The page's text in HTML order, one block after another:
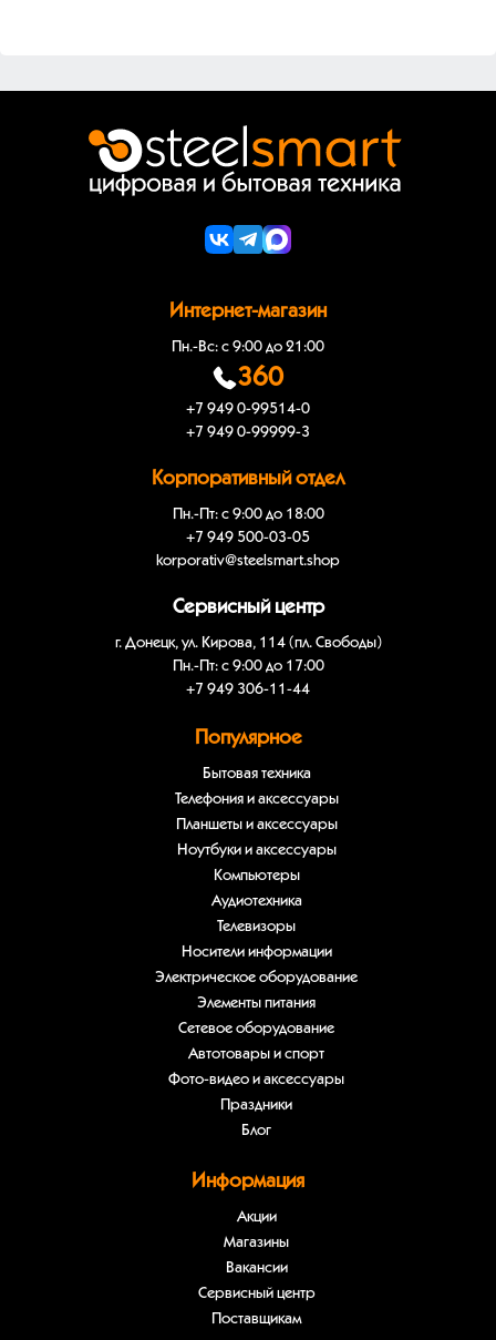
Интернет-магазин
Пн.-Вс: с 9:00 до 21:00
360
+7 949 0-99514-0
+7 949 0-99999-3
Корпоративный отдел
Пн.-Пт: с 9:00 до 18:00
+7 949 500-03-05
korporativ@steelsmart.shop
Сервисный центр
г. Донецк, ул. Кирова, 114 (пл. Свободы)
Пн.-Пт: с 9:00 до 17:00
+7 949 306-11-44
Популярное
Бытовая техника
Телефония и аксессуары
Планшеты и аксессуары
Ноутбуки и аксессуары
Компьютеры
Аудиотехника
Телевизоры
Носители информации
Электрическое оборудование
Элементы питания
Сетевое оборудование
Автотовары и спорт
Фото-видео и аксессуары
Праздники
Блог
Информация
Акции
Магазины
Вакансии
Сервисный центр
Поставщикам